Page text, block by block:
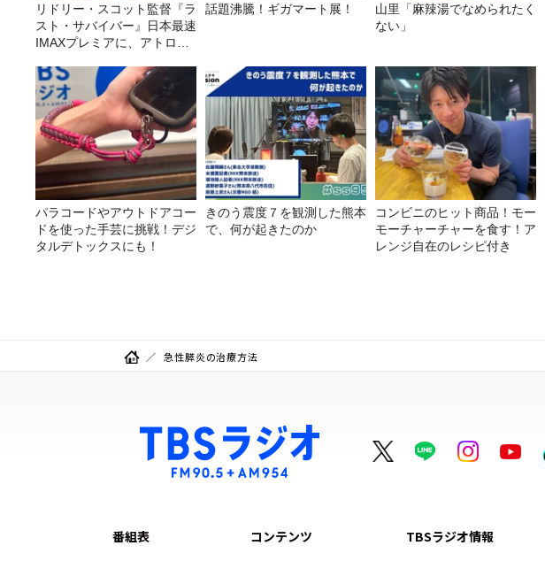
リドリー・スコット監督『ラ
スト・サバイバー』日本最速
IMAXプレミアに、アトロク
話題沸騰！ギガマート展！
山里「麻辣湯でなめられたく
ない」
パラコードやアウトドアコー
ドを使った手芸に挑戦！デジ
タルデトックスにも！
きのう震度７を観測した熊本
で、何が起きたのか
コンビニのヒット商品！モー
モーチャーチャーを食す！ア
レンジ自在のレシピ付き
急性膵炎の治療方法
番組表 コンテンツ TBSラジオ情報